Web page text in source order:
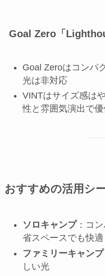
Goal Zero「
Goal Zeroはコンパ
光は非対応
VINTはサイズ感は
性と雰囲気演出で優
おすすめの活用シ
ソロキャンプ：コン
省スペースでも快適
ファミリーキャンプ
しい光